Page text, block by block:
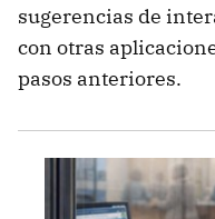
sugerencias de
con otras
pasos anteriores.